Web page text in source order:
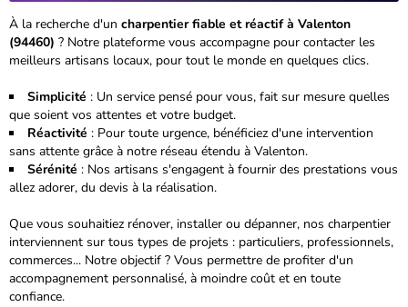
À la recherche d'un charpentier fiable et réactif à Valenton
(94460) ? Notre plateforme vous accompagne pour contacter les
meilleurs artisans locaux, pour tout le monde en quelques clics.
Simplicité : Un service pensé pour vous, fait sur mesure quelles
que soient vos attentes et votre budget.
Réactivité : Pour toute urgence, bénéficiez d'une intervention
sans attente grâce à notre réseau étendu à Valenton.
Sérénité : Nos artisans s'engagent à fournir des prestations vous
allez adorer, du devis à la réalisation.
Que vous souhaitiez rénover, installer ou dépanner, nos charpentier
interviennent sur tous types de projets : particuliers, professionnels,
commerces... Notre objectif ? Vous permettre de profiter d'un
accompagnement personnalisé, à moindre coût et en toute
confiance.